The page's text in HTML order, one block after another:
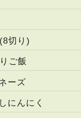
切り)
ご飯
ーズ
にんにく